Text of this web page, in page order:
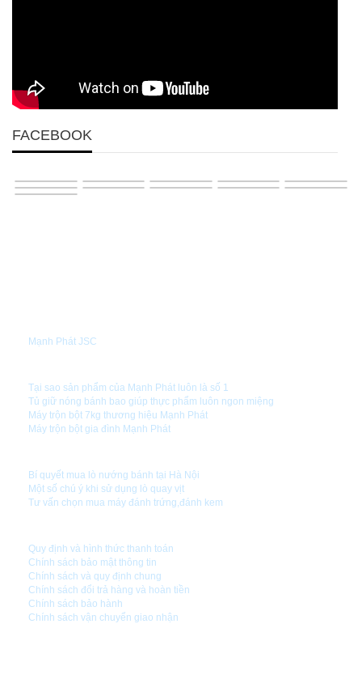
FACEBOOK
Mạnh Phát JSC
Tại sao sản phẩm của Mạnh Phát luôn là số 1
Tủ giữ nóng bánh bao giúp thực phẩm luôn ngon miệng
Máy trộn bột 7kg thương hiệu Mạnh Phát
Máy trộn bột gia đình Mạnh Phát
Bí quyết mua lò nướng bánh tại Hà Nội
Một số chú ý khi sử dụng lò quay vịt
Tư vấn chọn mua máy đánh trứng,đánh kem
Quy định và hình thức thanh toán
Chính sách bảo mật thông tin
Chính sách và quy định chung
Chính sách đổi trả hàng và hoàn tiền
Chính sách bảo hành
Chính sách vận chuyển giao nhận